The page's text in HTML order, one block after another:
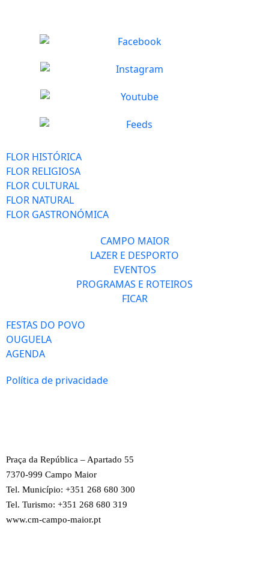
FLOR HISTÓRICA
FLOR RELIGIOSA
FLOR CULTURAL
FLOR NATURAL
FLOR GASTRONÓMICA
CAMPO MAIOR
LAZER E DESPORTO
EVENTOS
PROGRAMAS E ROTEIROS
FICAR
FESTAS DO POVO
OUGUELA
AGENDA
Política de privacidade
Praça da República – Apartado 55
7370-999 Campo Maior
Tel. Município: +351 268 680 300
Tel. Turismo: +351 268 680 319
www.cm-campo-maior.pt